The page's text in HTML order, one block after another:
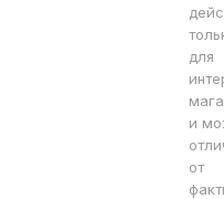
для
и
от